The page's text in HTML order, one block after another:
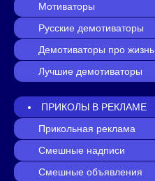
Мотиваторы
Русские демотиваторы
Демотиваторы про жизнь
Лучшие демотиваторы
ПРИКОЛЫ В РЕКЛАМЕ
Прикольная реклама
Смешные надписи
Смешные объявления